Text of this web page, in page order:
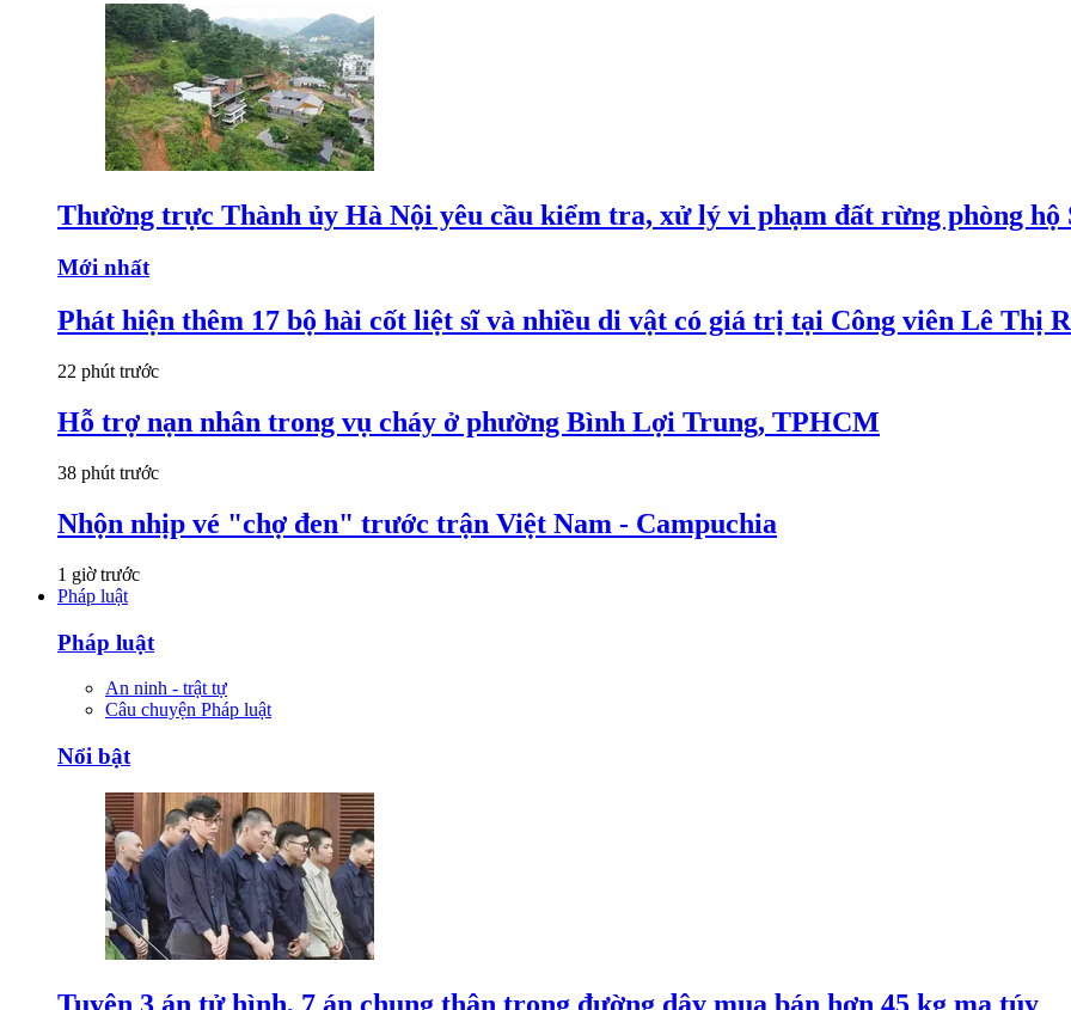
Thường trực Thành ủy Hà Nội yêu cầu kiểm tra, xử lý vi phạm đất rừng phòng hộ
Mới nhất
Phát hiện thêm 17 bộ hài cốt liệt sĩ và nhiều di vật có giá trị tại Công viên Lê Thị
22 phút trước
Hỗ trợ nạn nhân trong vụ cháy ở phường Bình Lợi Trung, TPHCM
38 phút trước
Nhộn nhịp vé "chợ đen" trước trận Việt Nam - Campuchia
1 giờ trước
Pháp luật
Pháp luật
An ninh - trật tự
Câu chuyện Pháp luật
Nổi bật
Tuyên 3 án tử hình, 7 án chung thân trong đường dây mua bán hơn 45 kg ma túy